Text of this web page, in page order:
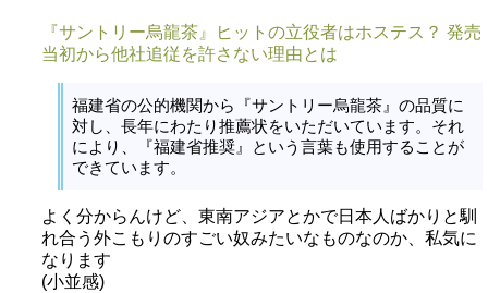
『サントリー烏龍茶』ヒットの立役者はホステス？ 発売
当初から他社追従を許さない理由とは
福建省の公的機関から『サントリー烏龍茶』の品質に
対し、長年にわたり推薦状をいただいています。それ
により、『福建省推奨』という言葉も使用することが
できています。
よく分からんけど、東南アジアとかで日本人ばかりと馴
れ合う外こもりのすごい奴みたいなものなのか、私気に
なります
(小並感)